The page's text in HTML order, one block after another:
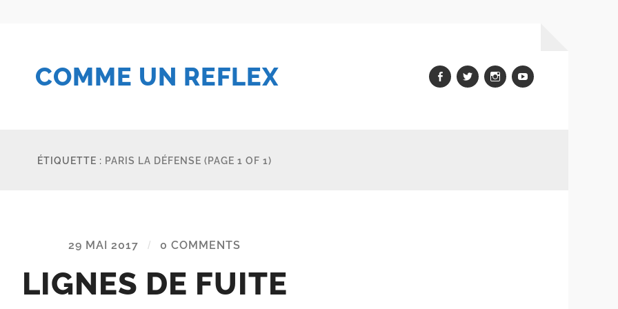
COMME UN REFLEX Facebook
TwitterInstagram
youtube
ÉTIQUETTE : PARIS LA DÉFENSE (PAGE 1 OF 1)
29 MAI 2017 / 0 COMMENTS
LIGNES DE FUITE